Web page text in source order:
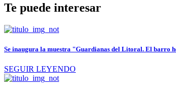
Te puede interesar
Se inaugura la muestra "Guardianas del Litoral. El barro
SEGUIR LEYENDO